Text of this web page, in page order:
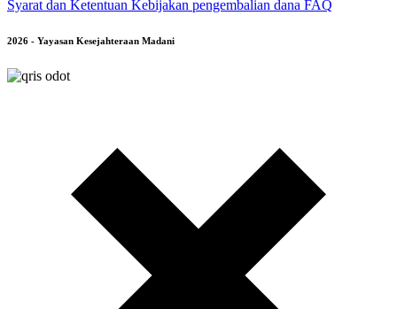
Syarat dan Ketentuan Kebijakan pengembalian dana FAQ
2026 - Yayasan Kesejahteraan Madani